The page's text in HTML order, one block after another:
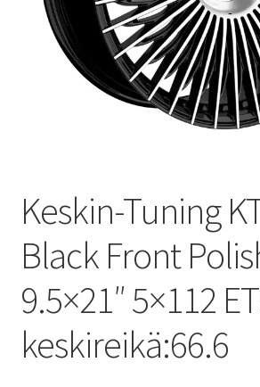
Keskin-Tuning
Black Front
9.5×21″ 5×112
keskireikä:66.6